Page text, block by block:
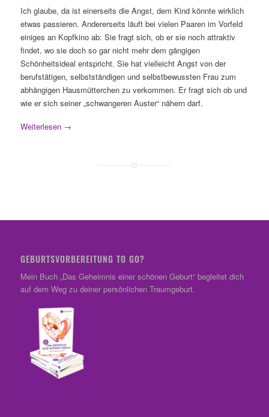
Ich glaube, da ist einerseits die Angst, dem Kind könnte wirklich
etwas passieren. Andererseits läuft bei vielen Paaren im Vorfeld
einiges an Kopfkino ab: Sie fragt sich, ob er sie noch attraktiv
findet, wo sie doch so gar nicht mehr dem gängigen
Schönheitsideal entspricht. Sie hat vielleicht Angst von der
berufstätigen, selbstständigen und selbstbewussten Frau zum
abhängigen Hausmütterchen zu verkommen. Er fragt sich ob und
wie er sich seiner „schwangeren Auster“ nähern darf.
Weiterlesen→
GEBURTSVORBEREITUNG TO GO?
Mein Buch „Das Geheimnis einer schönen Geburt“ begleitet dich
auf dem Weg zu deiner persönlichen Traumgeburt.